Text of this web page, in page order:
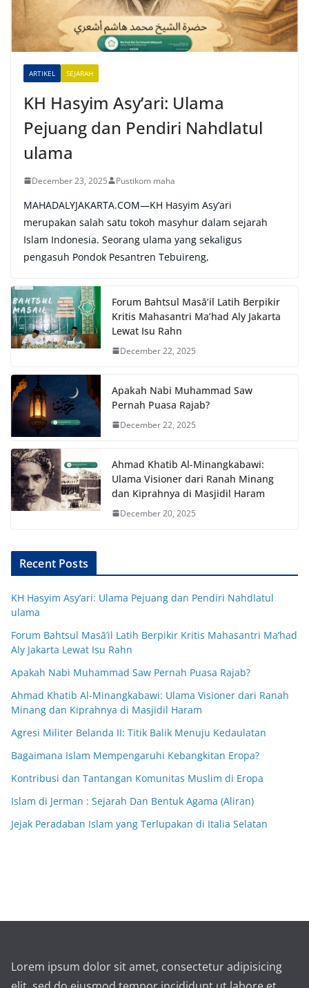
t
v
ARTIKEL SEJARAH
KH Hasyim Asy’ari: Ulama
Pejuang dan Pendiri Nahdlatul
ulama
December 23, 2025 Pustikom maha
MAHADALYJAKARTA.COM—KH Hasyim Asy’ari
merupakan salah satu tokoh masyhur dalam sejarah
Islam Indonesia. Seorang ulama yang sekaligus
pengasuh Pondok Pesantren Tebuireng,
Forum Bahtsul Masā’il Latih Berpikir
Kritis Mahasantri Ma’had Aly Jakarta
Lewat Isu Rahn
December 22, 2025
Apakah Nabi Muhammad Saw
Pernah Puasa Rajab?
December 22, 2025
Ahmad Khatib Al-Minangkabawi:
Ulama Visioner dari Ranah Minang
dan Kiprahnya di Masjidil Haram
December 20, 2025
Recent Posts
KH Hasyim Asy’ari: Ulama Pejuang dan Pendiri Nahdlatul
ulama
Forum Bahtsul Masā’il Latih Berpikir Kritis Mahasantri Ma’had
Aly Jakarta Lewat Isu Rahn
Apakah Nabi Muhammad Saw Pernah Puasa Rajab?
Ahmad Khatib Al-Minangkabawi: Ulama Visioner dari Ranah
Minang dan Kiprahnya di Masjidil Haram
Agresi Militer Belanda II: Titik Balik Menuju Kedaulatan
Bagaimana Islam Mempengaruhi Kebangkitan Eropa?
Kontribusi dan Tantangan Komunitas Muslim di Eropa
Islam di Jerman : Sejarah Dan Bentuk Agama (Aliran)
Jejak Peradaban Islam yang Terlupakan di Italia Selatan
Lorem ipsum dolor sit amet, consectetur adipisicing